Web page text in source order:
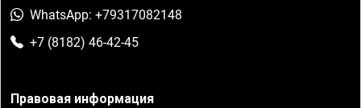
WhatsApp: +79317082148
+7 (8182) 46-42-45
Правовая информация